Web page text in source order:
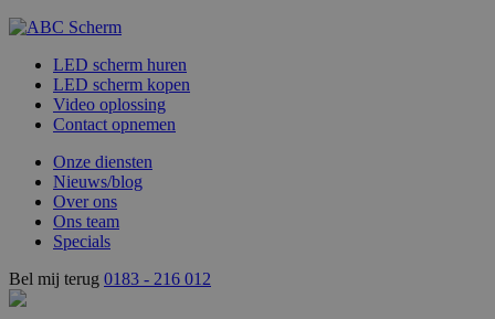
LED scherm huren
LED scherm kopen
Video oplossing
Contact opnemen
Onze diensten
Nieuws/blog
Over ons
Ons team
Specials
Bel mij terug 0183 - 216 012